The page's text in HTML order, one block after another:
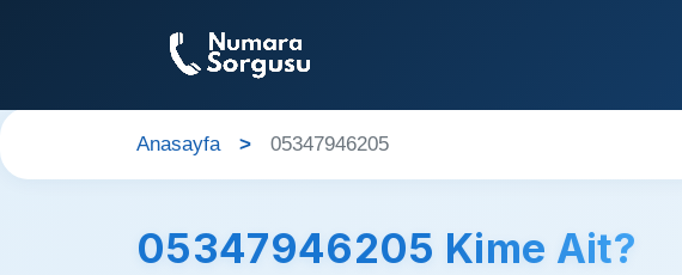
Anasayfa 05347946205
05347946205 Kime Ait?